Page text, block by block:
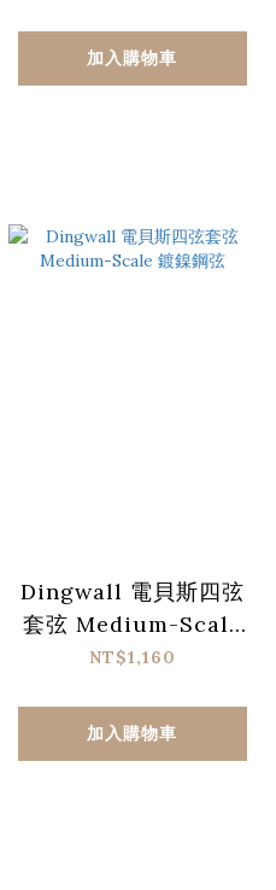
加入購物車
Dingwall 電貝斯四弦
套弦 Medium-Scale
鍍鎳鋼弦
NT$1,160
加入購物車